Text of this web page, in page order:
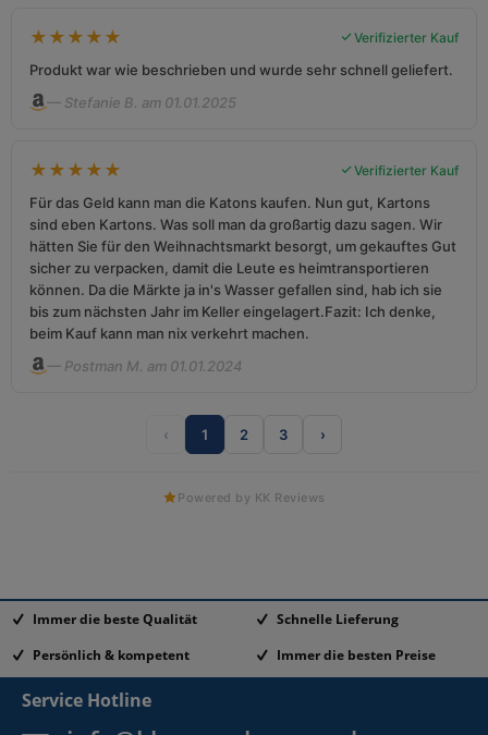
★ ★ ★ ★ ★ Verifizierter Kauf
Produkt war wie beschrieben und wurde sehr schnell geliefert.
— Stefanie B. am 01.01.2025
★ ★ ★ ★ ★ Verifizierter Kauf
Für das Geld kann man die Katons kaufen. Nun gut, Kartons
sind eben Kartons. Was soll man da großartig dazu sagen. Wir
hätten Sie für den Weihnachtsmarkt besorgt, um gekauftes Gut
sicher zu verpacken, damit die Leute es heimtransportieren
können. Da die Märkte ja in's Wasser gefallen sind, hab ich sie
bis zum nächsten Jahr im Keller eingelagert.Fazit: Ich denke,
beim Kauf kann man nix verkehrt machen.
— Postman M. am 01.01.2024
‹ 1 2 3 ›
Powered by KK Reviews
Immer die beste Qualität
Schnelle Lieferung
Persönlich & kompetent
Immer die besten Preise
Service Hotline